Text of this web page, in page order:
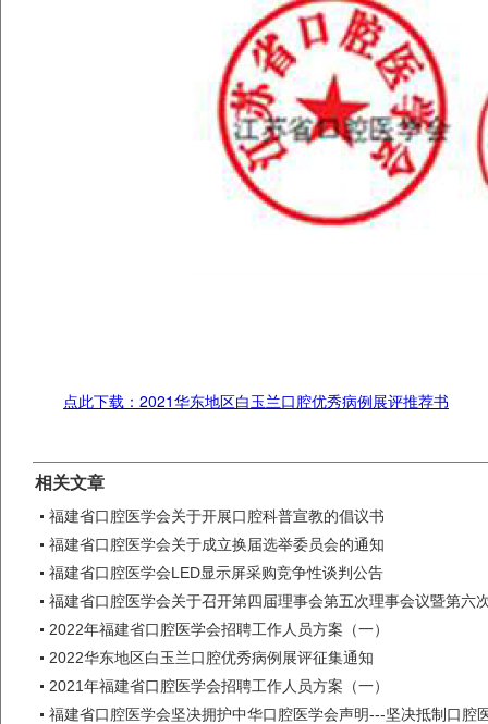
点此下载：2021华东地区白玉兰口腔优秀病例展评推荐书
相关文章
福建省口腔医学会关于开展口腔科普宣教的倡议书
福建省口腔医学会关于成立换届选举委员会的通知
福建省口腔医学会LED显示屏采购竞争性谈判公告
福建省口腔医学会关于召开第四届理事会第五次理事会议暨第六
2022年福建省口腔医学会招聘工作人员方案（一）
2022华东地区白玉兰口腔优秀病例展评征集通知
2021年福建省口腔医学会招聘工作人员方案（一）
福建省口腔医学会坚决拥护中华口腔医学会声明---坚决抵制口腔